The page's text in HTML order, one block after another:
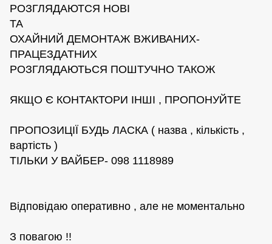
РОЗГЛЯДАЮТСЯ НОВІ
ТА
ОХАЙНИЙ ДЕМОНТАЖ ВЖИВАНИХ-
ПРАЦЕЗДАТНИХ
РОЗГЛЯДАЮТЬСЯ ПОШТУЧНО ТАКОЖ
ЯКЩО Є КОНТАКТОРИ ІНШІ , ПРОПОНУЙТЕ
ПРОПОЗИЦІЇ БУДЬ ЛАСКА ( назва , кількість ,
вартість )
ТІЛЬКИ У ВАЙБЕР- 098 1118989
Відповідаю оперативно , але не моментально
З повагою !!